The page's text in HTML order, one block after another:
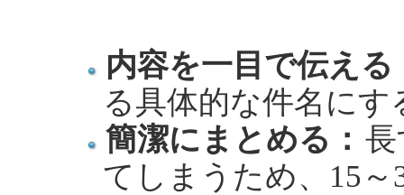
内容を一目で伝える
る具体的な件名にす
簡潔にまとめる：
てしまうため、15